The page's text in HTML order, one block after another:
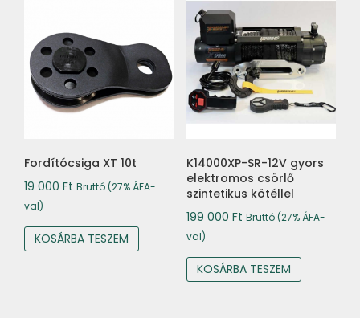
Fordítócsiga XT 10t
19 000 Ft Bruttó (27% ÁFA-
val)
KOSÁRBA TESZEM
K14000XP-SR-12V gyors
elektromos csörlő
szintetikus kötéllel
199 000 Ft Bruttó (27% ÁFA-
val)
KOSÁRBA TESZEM